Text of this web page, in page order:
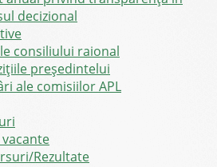
decizional
consiliului raional
președintelui
ale comisiilor APL
Rezultate